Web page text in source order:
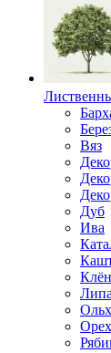
Вяз
Дуб
Ива
Клён
Липа
Орех